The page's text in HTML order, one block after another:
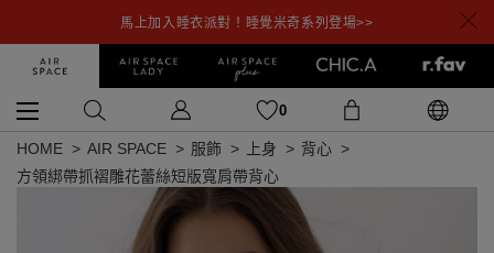
馬上加入睡衣派對！睡覺米奇系列登場>>
0
HOME AIR SPACE 服飾 上身
背心
方領綁帶抓褶雕花蕾絲短版寬肩帶背心